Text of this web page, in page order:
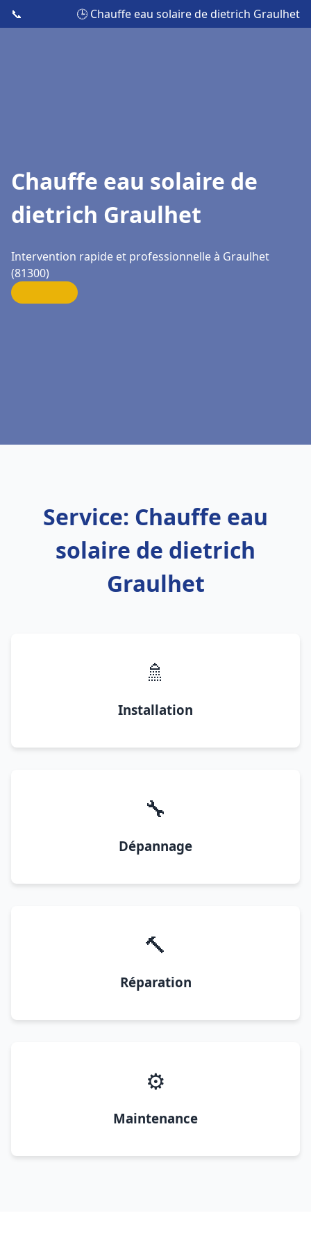
📞 🕒 Chauffe eau solaire de dietrich Graulhet
Chauffe eau solaire de
dietrich Graulhet
Intervention rapide et professionnelle à Graulhet
(81300)
Service: Chauffe eau
solaire de dietrich
Graulhet
🚿
Installation
🔧
Dépannage
🔨
Réparation
⚙️
Maintenance